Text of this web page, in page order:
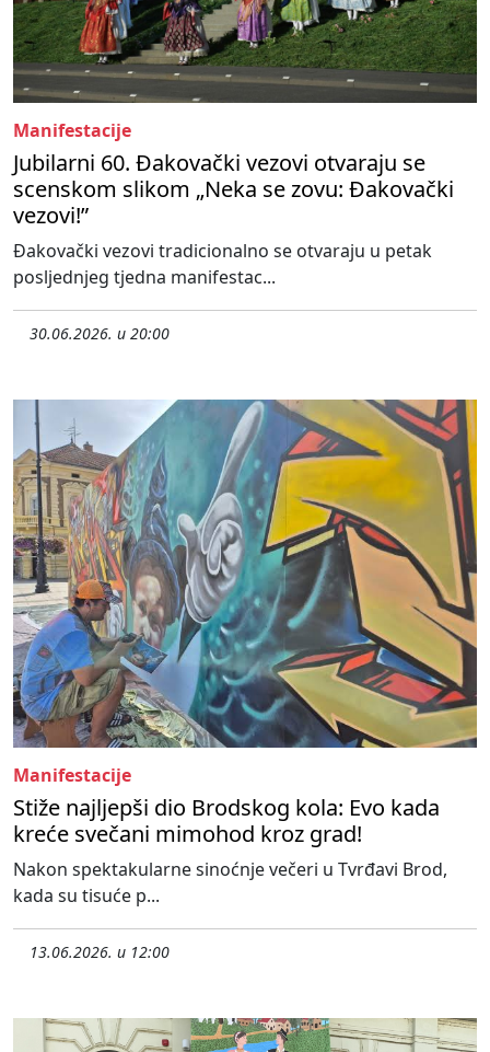
Manifestacije
Jubilarni 60. Đakovački vezovi otvaraju se
scenskom slikom „Neka se zovu: Đakovački
vezovi!”
Đakovački vezovi tradicionalno se otvaraju u petak
posljednjeg tjedna manifestac...
30.06.2026. u 20:00
Manifestacije
Stiže najljepši dio Brodskog kola: Evo kada
kreće svečani mimohod kroz grad!
Nakon spektakularne sinoćnje večeri u Tvrđavi Brod,
kada su tisuće p...
13.06.2026. u 12:00